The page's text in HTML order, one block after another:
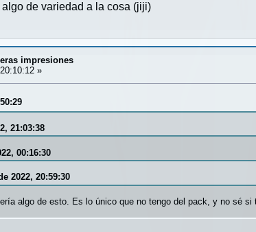
de variedad a la cosa (jiji)
impresiones
»
21:03:38
00:16:30
2022, 20:59:30
algo de esto. Es lo único que no tengo del pack, y no sé si